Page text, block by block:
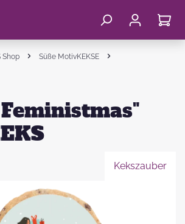
Shop
Süße MotivKEKSE
Kekszauber